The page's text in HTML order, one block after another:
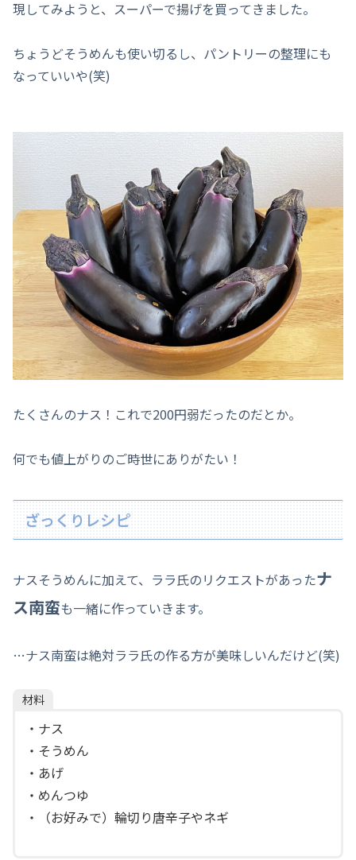
現してみようと、スーパーで揚げを買ってきました。
ちょうどそうめんも使い切るし、パントリーの整理にも
なっていいや(笑)
たくさんのナス！これで200円弱だったのだとか。
何でも値上がりのご時世にありがたい！
ざっくりレシピ
ナスそうめんに加えて、ララ氏のリクエストがあったナ
ス南蛮も一緒に作っていきます。
…ナス南蛮は絶対ララ氏の作る方が美味しいんだけど(笑)
材料
・ナス
・そうめん
・あげ
・めんつゆ
・（お好みで）輪切り唐辛子やネギ